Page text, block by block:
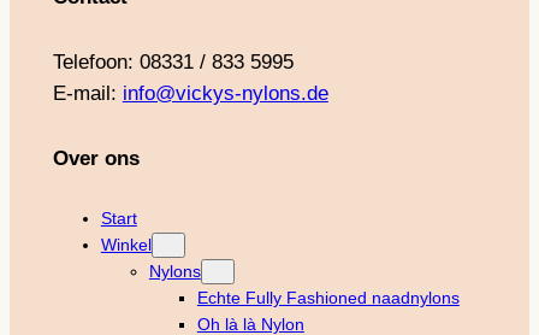
Telefoon: 08331 / 833 5995
E-mail: info@vickys-nylons.de
Over ons
Start
Winkel
Nylons
Echte Fully Fashioned naadnylons
Oh là là Nylon